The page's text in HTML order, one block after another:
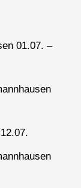
01.07. –